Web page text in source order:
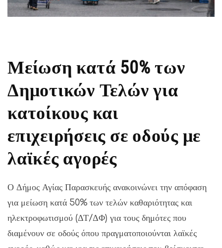
Μείωση κατά 50% των
Δημοτικών Τελών για
κατοίκους και
επιχειρήσεις σε οδούς με
λαϊκές αγορές
Ο Δήμος Αγίας Παρασκευής ανακοινώνει την απόφαση
για μείωση κατά 50% των τελών καθαριότητας και
ηλεκτροφωτισμού (ΔΤ/ΔΦ) για τους δημότες που
διαμένουν σε οδούς όπου πραγματοποιούνται λαϊκές